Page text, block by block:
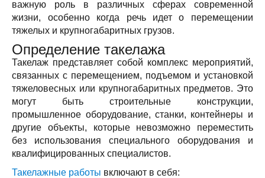
важную роль в различных сферах современной
жизни, особенно когда речь идет о перемещении
тяжелых и крупногабаритных грузов.
Определение такелажа
Такелаж представляет собой комплекс мероприятий,
связанных с перемещением, подъемом и установкой
тяжеловесных или крупногабаритных предметов. Это
могут быть строительные конструкции,
промышленное оборудование, станки, контейнеры и
другие объекты, которые невозможно переместить
без использования специального оборудования и
квалифицированных специалистов.
Такелажные работы включают в себя: